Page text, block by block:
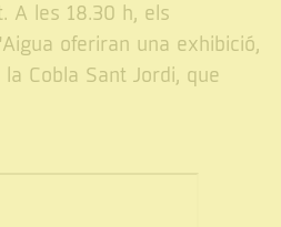
A les 18.30 h, els
oferiran una exhibició,
Cobla Sant Jordi, que